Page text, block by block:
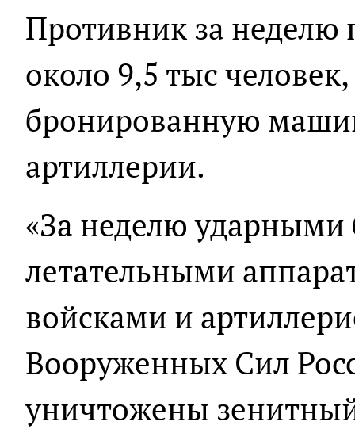
Противник за неделю
около 9,5 тыс
бронированную
артиллерии.
«За неделю
летательными
войсками и
Вооруженных Сил
уничтожены